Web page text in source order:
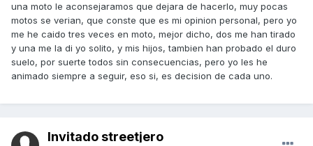
una moto le aconsejaramos que dejara de hacerlo, muy pocas
motos se verian, que conste que es mi opinion personal, pero yo
me he caido tres veces en moto, mejor dicho, dos me han tirado
y una me la di yo solito, y mis hijos, tambien han probado el duro
suelo, por suerte todos sin consecuencias, pero yo les he
animado siempre a seguir, eso si, es decision de cada uno.
Invitado streetjero